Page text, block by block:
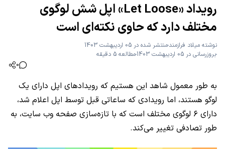
رویداد «Let Loose» اپل شش لوگوی
مختلف دارد که حاوی نکته‌ای است
نوشته میلاد فراز‌مندمنتشر شده در 05 اردیبهشت 1403
بروزرسانی در 05 اردیبهشت 1403
مطالعه 5 دقیقه
0
به طور معمول شاهد این هستیم که رویدادهای اپل دارای یک
لوگو هستند، اما رویدادی که ساعاتی قبل توسط اپل اعلام شد،
دارای ۶ لوگوی مختلف است که با تازه‌سازی صفحه وب سایت، به
طور تصادفی تغییر می‌کند.